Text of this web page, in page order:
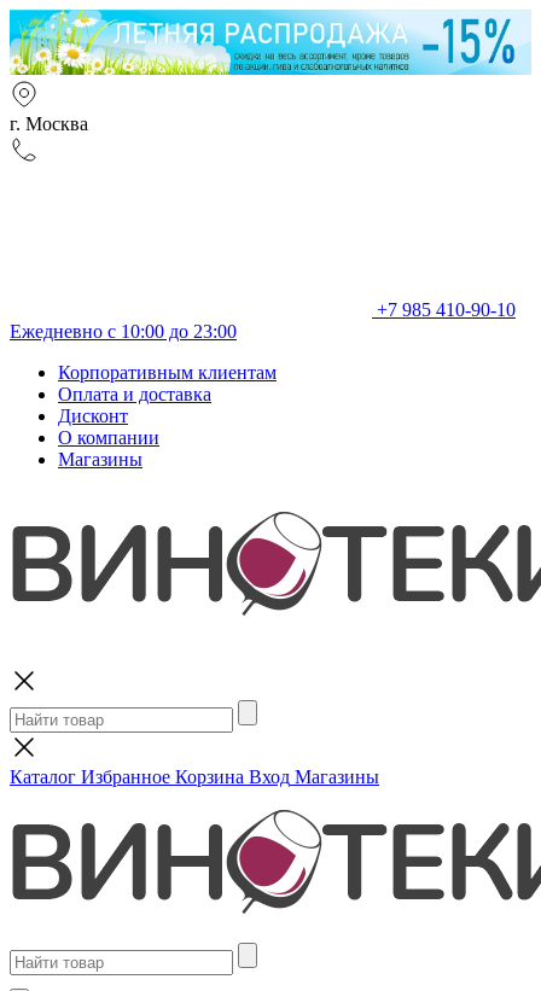
г. Москва
+7 985 410-90-10
Ежедневно с 10:00 до 23:00
Корпоративным клиентам
Оплата и доставка
Дисконт
О компании
Магазины
Каталог Избранное Корзина Вход Магазины